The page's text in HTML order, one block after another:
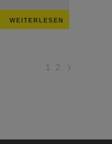
WEITERLESEN
1 2